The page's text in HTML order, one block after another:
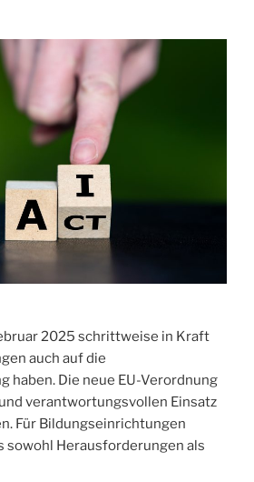
2025 schrittweise in Kraft
auch auf die
haben. Die neue EU-Verordnung
verantwortungsvollen Einsatz
Für Bildungseinrichtungen
sowohl Herausforderungen als